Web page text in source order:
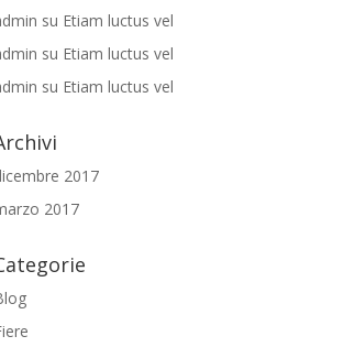
su Etiam luctus vel
su Etiam luctus vel
su Etiam luctus vel
2017
2017